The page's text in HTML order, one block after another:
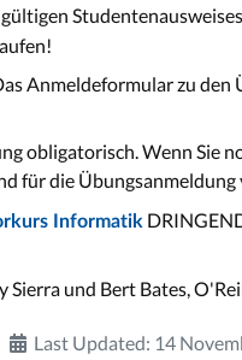
Anmeldeformular zu den
obligatorisch. Wenn Sie
für die Übungsanmeldung
Informatik
Sierra und Bert Bates,
Last Updated: 14